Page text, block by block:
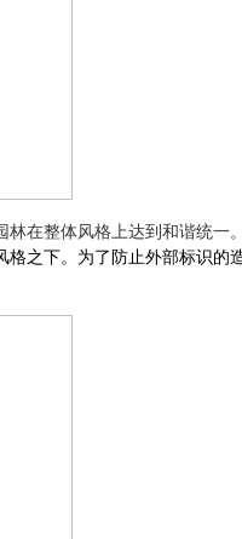
在整体风格上达到和谐统一。
之下。为了防止外部标识